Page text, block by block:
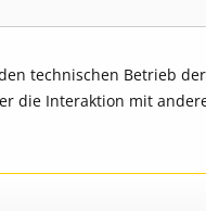
technischen Betrieb
die Interaktion mit